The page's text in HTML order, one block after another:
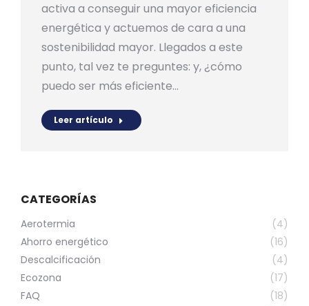
activa a conseguir una mayor eficiencia
energética y actuemos de cara a una
sostenibilidad mayor. Llegados a este
punto, tal vez te preguntes: y, ¿cómo
puedo ser más eficiente…
Leer artículo
CATEGORÍAS
Aerotermia
(4)
Ahorro energético
(16)
Descalcificación
(4)
Ecozona
(17)
FAQ
(18)